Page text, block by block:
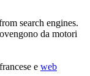
search engines.
da motori
e web